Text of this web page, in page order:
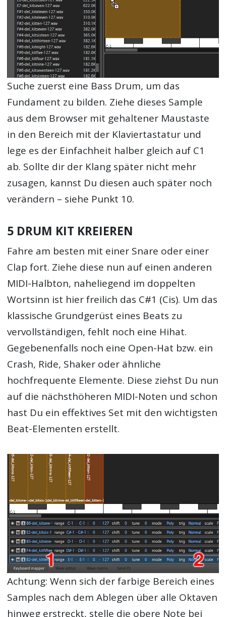
Suche zuerst eine Bass Drum, um das
Fundament zu bilden. Ziehe dieses Sample
aus dem Browser mit gehaltener Maustaste
in den Bereich mit der Klaviertastatur und
lege es der Einfachheit halber gleich auf C1
ab. Sollte dir der Klang später nicht mehr
zusagen, kannst Du diesen auch später noch
verändern – siehe Punkt 10.
5 DRUM KIT KREIEREN
Fahre am besten mit einer Snare oder einer
Clap fort. Ziehe diese nun auf einen anderen
MIDI-Halbton, naheliegend im doppelten
Wortsinn ist hier freilich das C#1 (Cis). Um das
klassische Grundgerüst eines Beats zu
vervollständigen, fehlt noch eine Hihat.
Gegebenenfalls noch eine Open-Hat bzw. ein
Crash, Ride, Shaker oder ähnliche
hochfrequente Elemente. Diese ziehst Du nun
auf die nächsthöheren MIDI-Noten und schon
hast Du ein effektives Set mit den wichtigsten
Beat-Elementen erstellt.
Achtung: Wenn sich der farbige Bereich eines
Samples nach dem Ablegen über alle Oktaven
hinweg erstreckt, stelle die obere Note bei